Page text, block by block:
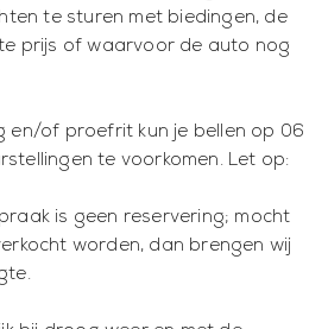
te sturen met biedingen, de
prijs of waarvoor de auto nog
en/of proefrit kun je bellen op 06
te voorkomen. Let op:
is geen reservering; mocht
worden, dan brengen wij